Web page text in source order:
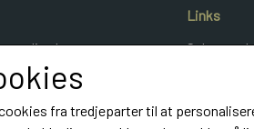
Links
Salgs- og
UldeMulle
fra tredjeparter til at